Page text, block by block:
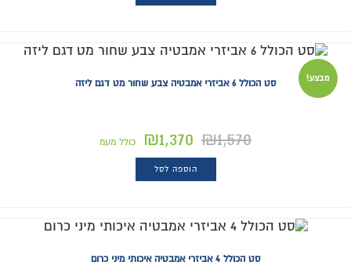
מבצע! סט הכולל 6 אביזרי אמבטיה צבע שחור מט דגם ליזה
₪1,570
₪1,370 כולל מעמ
הוספה לסל
סט הכולל 4 אביזרי אמבטיה איכותי מיני כרום